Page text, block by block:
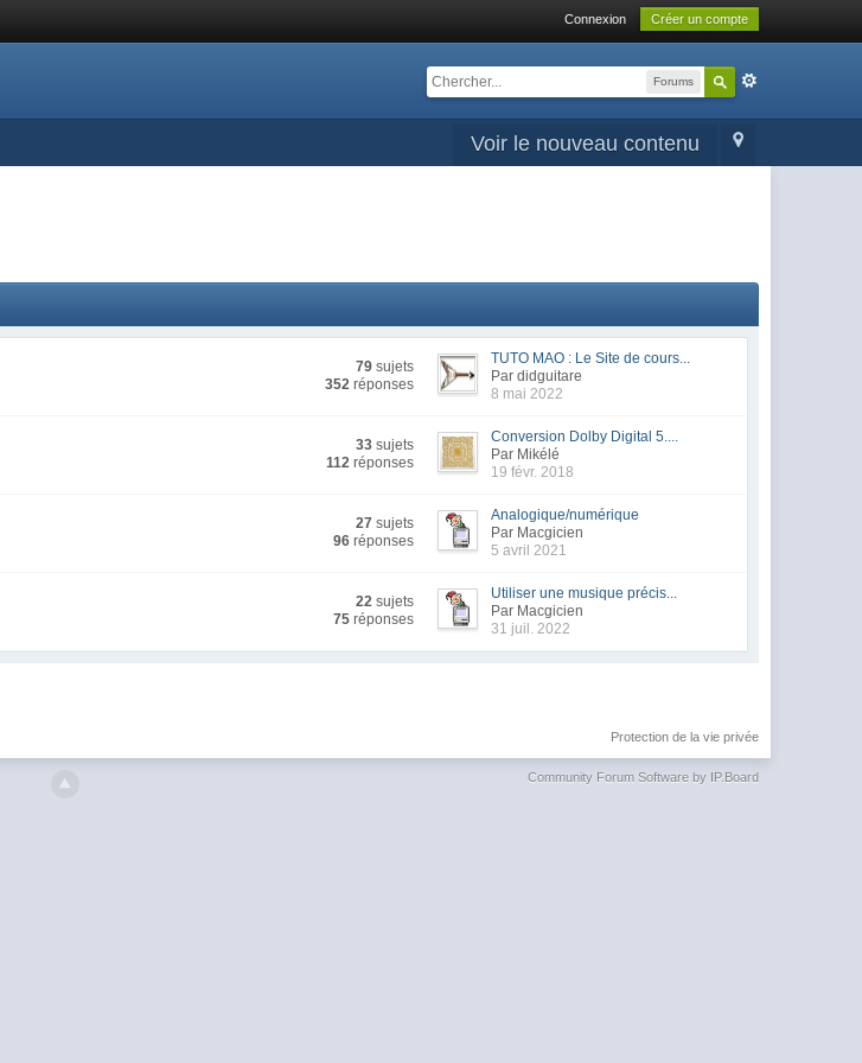
Connexion Créer un compte
Forums
Voir le nouveau contenu
79 sujets
352 réponses
TUTO MAO : Le Site de cours...
Par didguitare
8 mai 2022
33 sujets
112 réponses
Conversion Dolby Digital 5....
Par Mikélé
19 févr. 2018
27 sujets
96 réponses
Analogique/numérique
Par Macgicien
5 avril 2021
22 sujets
75 réponses
Utiliser une musique précis...
Par Macgicien
31 juil. 2022
Protection de la vie privée
Community Forum Software by IP.Board